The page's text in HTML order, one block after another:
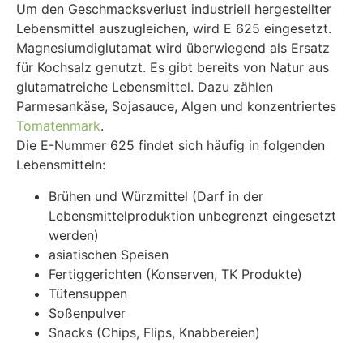
Um den Geschmacksverlust industriell hergestellter
Lebensmittel auszugleichen, wird E 625 eingesetzt.
Magnesiumdiglutamat wird überwiegend als Ersatz
für Kochsalz genutzt. Es gibt bereits von Natur aus
glutamatreiche Lebensmittel. Dazu zählen
Parmesankäse, Sojasauce, Algen und konzentriertes
Tomatenmark.
Die E-Nummer 625 findet sich häufig in folgenden
Lebensmitteln:
Brühen und Würzmittel (Darf in der
Lebensmittelproduktion unbegrenzt eingesetzt
werden)
asiatischen Speisen
Fertiggerichten (Konserven, TK Produkte)
Tütensuppen
Soßenpulver
Snacks (Chips, Flips, Knabbereien)